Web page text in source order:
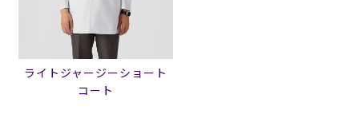
ライトジャージーショート
コート